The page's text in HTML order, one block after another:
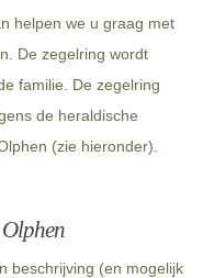
helpen we u graag met
De zegelring wordt
familie. De zegelring
de heraldische
(zie hieronder).
beschrijving (en mogelijk